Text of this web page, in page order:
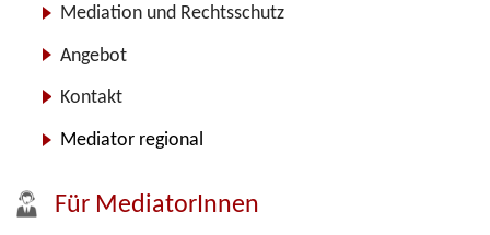
Mediation und Rechtsschutz
Angebot
Kontakt
Mediator regional
Für MediatorInnen